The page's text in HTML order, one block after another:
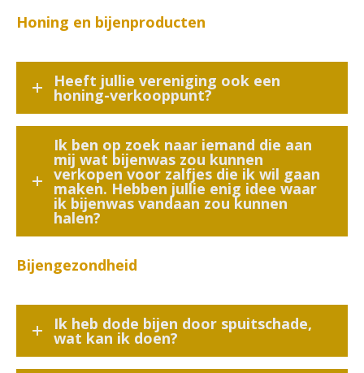
Honing en bijenproducten
Heeft jullie vereniging ook een
honing-verkooppunt?
Ik ben op zoek naar iemand die aan
mij wat bijenwas zou kunnen
verkopen voor zalfjes die ik wil gaan
maken. Hebben jullie enig idee waar
ik bijenwas vandaan zou kunnen
halen?
Bijengezondheid
Ik heb dode bijen door spuitschade,
wat kan ik doen?